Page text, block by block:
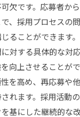
欠です。応募者か
、採用プロセスの
ることができます
対する具体的な対
向上させることが
を高め、再応募や
れます。採用活動
基にした継続的な